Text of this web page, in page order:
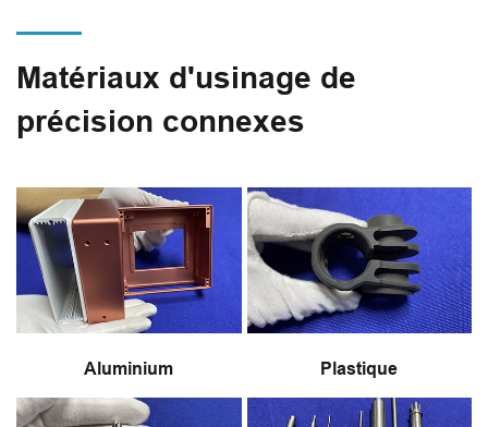
Matériaux d'usinage de
précision connexes
Aluminium Plastique